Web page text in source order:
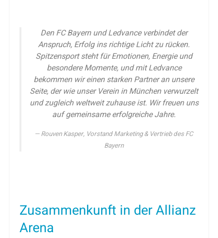
Den FC Bayern und Ledvance verbindet der
Anspruch, Erfolg ins richtige Licht zu rücken.
Spitzensport steht für Emotionen, Energie und
besondere Momente, und mit Ledvance
bekommen wir einen starken Partner an unsere
Seite, der wie unser Verein in München verwurzelt
und zugleich weltweit zuhause ist. Wir freuen uns
auf gemeinsame erfolgreiche Jahre.
Rouven Kasper, Vorstand Marketing & Vertrieb des FC
Bayern
Zusammenkunft in der Allianz
Arena